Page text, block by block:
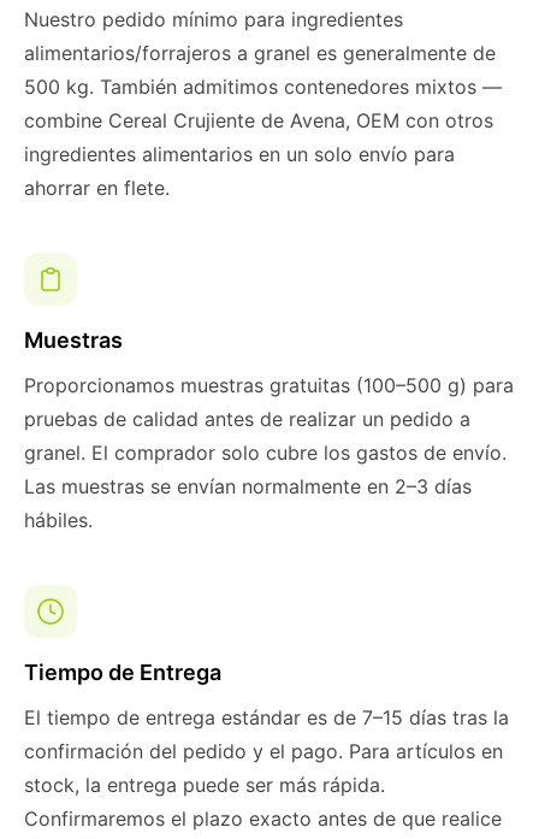
Nuestro pedido mínimo para ingredientes
alimentarios/forrajeros a granel es generalmente de
500 kg. También admitimos contenedores mixtos —
combine Cereal Crujiente de Avena, OEM con otros
ingredientes alimentarios en un solo envío para
ahorrar en flete.
Muestras
Proporcionamos muestras gratuitas (100–500 g) para
pruebas de calidad antes de realizar un pedido a
granel. El comprador solo cubre los gastos de envío.
Las muestras se envían normalmente en 2–3 días
hábiles.
Tiempo de Entrega
El tiempo de entrega estándar es de 7–15 días tras la
confirmación del pedido y el pago. Para artículos en
stock, la entrega puede ser más rápida.
Confirmaremos el plazo exacto antes de que realice